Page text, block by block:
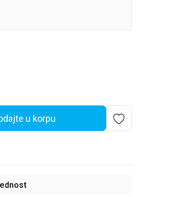
dok slažete slagalicu na
u korpu